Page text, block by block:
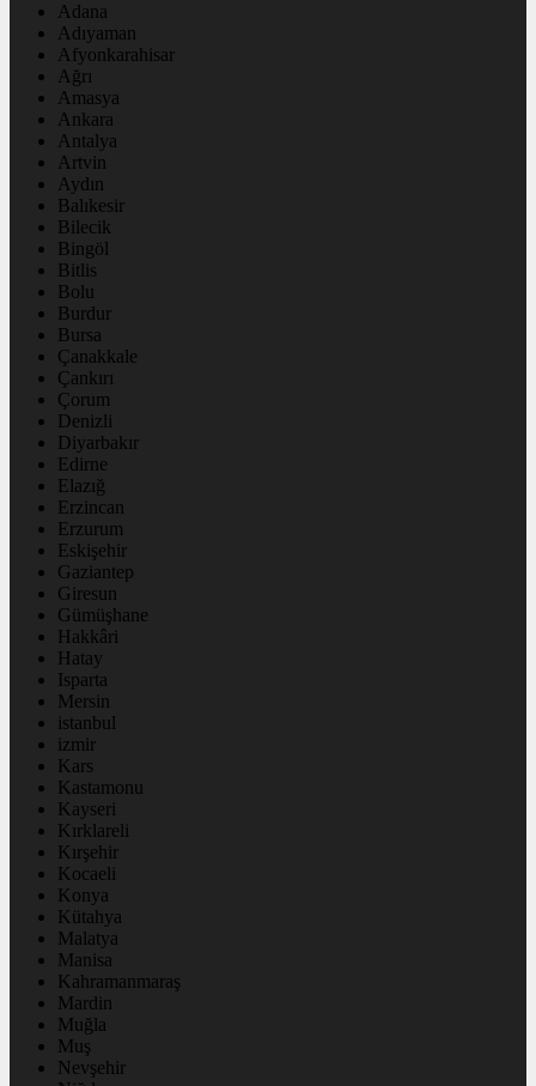
Adana
Adıyaman
Afyonkarahisar
Ağrı
Amasya
Ankara
Antalya
Artvin
Aydın
Balıkesir
Bilecik
Bingöl
Bitlis
Bolu
Burdur
Bursa
Çanakkale
Çankırı
Çorum
Denizli
Diyarbakır
Edirne
Elazığ
Erzincan
Erzurum
Eskişehir
Gaziantep
Giresun
Gümüşhane
Hakkâri
Hatay
Isparta
Mersin
istanbul
izmir
Kars
Kastamonu
Kayseri
Kırklareli
Kırşehir
Kocaeli
Konya
Kütahya
Malatya
Manisa
Kahramanmaraş
Mardin
Muğla
Muş
Nevşehir